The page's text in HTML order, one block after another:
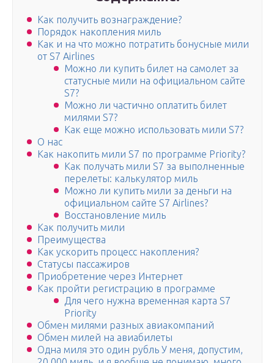
Как получить вознаграждение?
Порядок накопления миль
Как и на что можно потратить бонусные мили
от S7 Airlines
Можно ли купить билет на самолет за
статусные мили на официальном сайте
S7?
Можно ли частично оплатить билет
милями S7?
Как еще можно использовать мили S7?
О нас
Как накопить мили S7 по программе Priority?
Как получать мили S7 за выполненные
перелеты: калькулятор миль
Можно ли купить мили за деньги на
официальном сайте S7 Airlines?
Восстановление миль
Как получить мили
Преимущества
Как ускорить процесс накопления?
Статусы пассажиров
Приобретение через Интернет
Как пройти регистрацию в программе
Для чего нужна временная карта S7
Priority
Обмен милями разных авиакомпаний
Обмен милей на авиабилеты
Одна миля это один рубль У меня, допустим,